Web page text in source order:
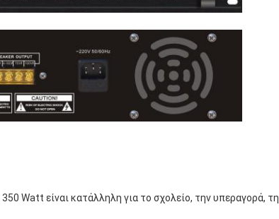
Watt είναι κατάλληλη για το σχολείο, την υπεραγορά,